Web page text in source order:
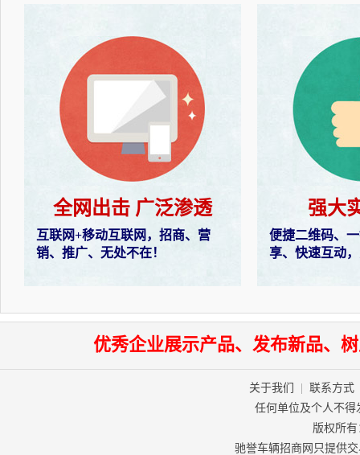
全网出击 广泛渗透
互联网+移动互联网，招商、营
销、推广、无处不在！
强大
便捷二维码、
享、快速互动
优秀企业展示产品、发布新品、
关于我们 联系方式
任何单位及个人不
版权所有
驰誉车辆招商网只提供